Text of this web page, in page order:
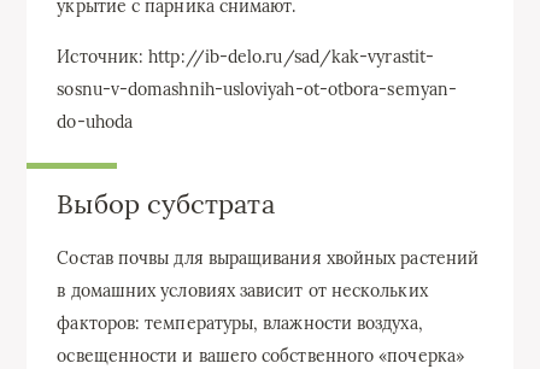
укрытие с парника снимают.
Источник: http://ib-delo.ru/sad/kak-vyrastit-
sosnu-v-domashnih-usloviyah-ot-otbora-semyan-
do-uhoda
Выбор субстрата
Состав почвы для выращивания хвойных растений
в домашних условиях зависит от нескольких
факторов: температуры, влажности воздуха,
освещенности и вашего собственного «почерка»